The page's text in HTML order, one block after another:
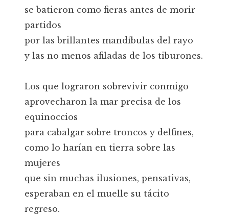
se batieron como fieras antes de morir
partidos
por las brillantes mandíbulas del rayo
y las no menos afiladas de los tiburones.
Los que lograron sobrevivir conmigo
aprovecharon la mar precisa de los
equinoccios
para cabalgar sobre troncos y delfines,
como lo harían en tierra sobre las
mujeres
que sin muchas ilusiones, pensativas,
esperaban en el muelle su tácito
regreso.